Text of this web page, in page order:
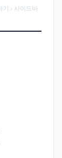
기 › 사이드바